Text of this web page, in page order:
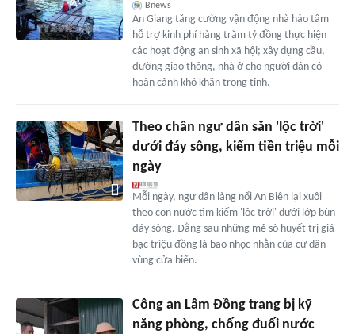
Bnews
An Giang tăng cường vận động nhà hảo tâm
hỗ trợ kinh phí hàng trăm tỷ đồng thực hiện
các hoạt động an sinh xã hội; xây dựng cầu,
đường giao thông, nhà ở cho người dân có
hoàn cảnh khó khăn trong tỉnh.
Theo chân ngư dân săn 'lộc trời'
dưới đáy sông, kiếm tiền triệu mỗi
ngày
Mỗi ngày, ngư dân làng nổi An Biên lại xuôi
theo con nước tìm kiếm 'lộc trời' dưới lớp bùn
đáy sông. Đằng sau những mẻ sò huyết trị giá
bạc triệu đồng là bao nhọc nhằn của cư dân
vùng cửa biển.
Công an Lâm Đồng trang bị kỹ
năng phòng, chống đuối nước